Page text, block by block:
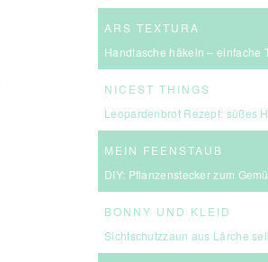
ARS TEXTURA
Handtasche häkeln – einfache
NICEST THINGS
Leopardenbrot Rezept: süßes
MEIN FEENSTAUB
DIY: Pflanzenstecker zum Gemüse
BONNY UND KLEID
Sichtschutzzaun aus Lärche selbst bauen – Schritt-